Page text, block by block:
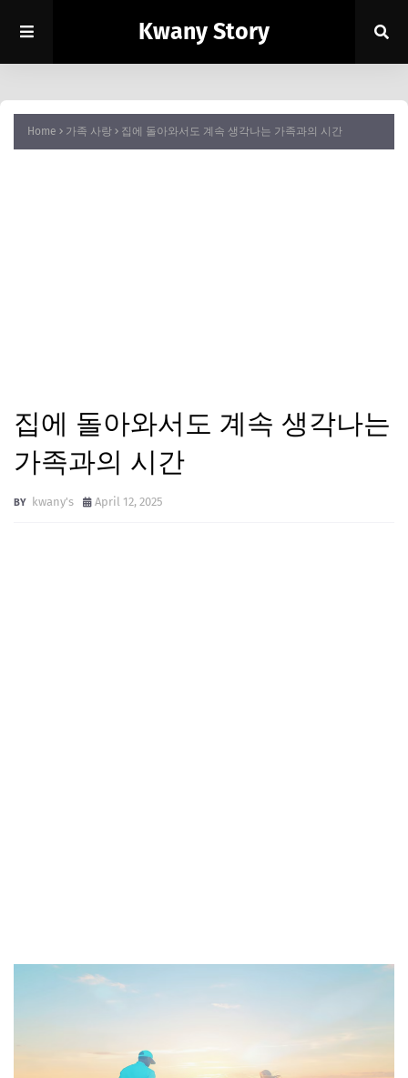
Kwany Story
Home 가족 사랑 집에 돌아와서도 계속 생각나는 가족과의 시간
집에 돌아와서도 계속 생각나는
가족과의 시간
kwany's April 12, 2025